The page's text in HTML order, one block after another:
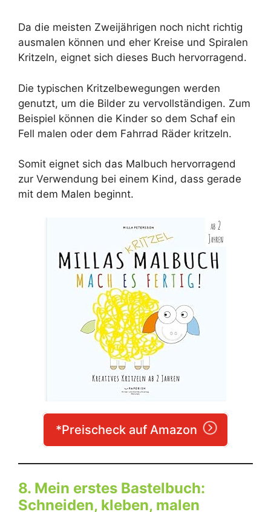
Da die meisten Zweijährigen noch nicht richtig
ausmalen können und eher Kreise und Spiralen
Kritzeln, eignet sich dieses Buch hervorragend.
Die typischen Kritzelbewegungen werden
genutzt, um die Bilder zu vervollständigen. Zum
Beispiel können die Kinder so dem Schaf ein
Fell malen oder dem Fahrrad Räder kritzeln.
Somit eignet sich das Malbuch hervorragend
zur Verwendung bei einem Kind, dass gerade
mit dem Malen beginnt.
*Preischeck auf Amazon
8. Mein erstes Bastelbuch:
Schneiden, kleben, malen